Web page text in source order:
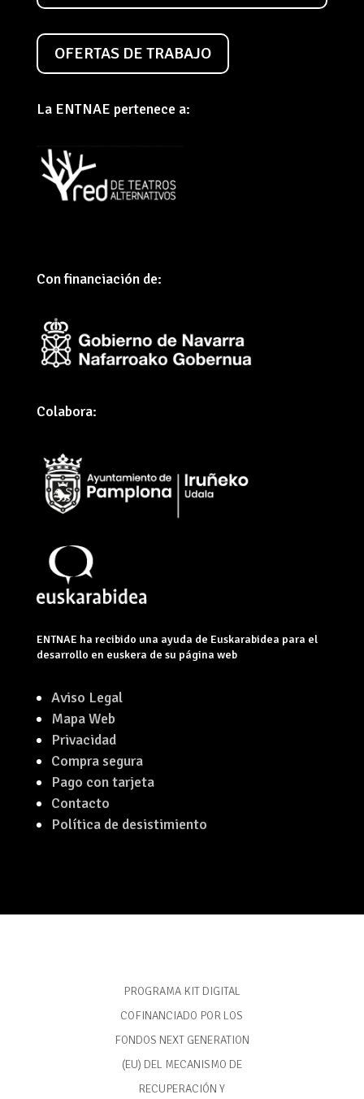
OFERTAS DE TRABAJO
La ENTNAE pertenece a:
Con financiación de:
Colabora:
ENTNAE ha recibido una ayuda de Euskarabidea para el
desarrollo en euskera de su página web
Aviso Legal
Mapa Web
Privacidad
Compra segura
Pago con tarjeta
Contacto
Política de desistimiento
PROGRAMA KIT DIGITAL
COFINANCIADO POR LOS
FONDOS NEXT GENERATION
(EU) DEL MECANISMO DE
RECUPERACIÓN Y